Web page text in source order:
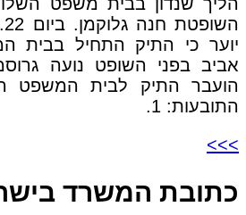
יוער כי התיק התחיל בבית
אביב בפני השופט נועה
הועבר התיק לבית המשפט
התובעות: 1.
>>>
כתובת המשרד